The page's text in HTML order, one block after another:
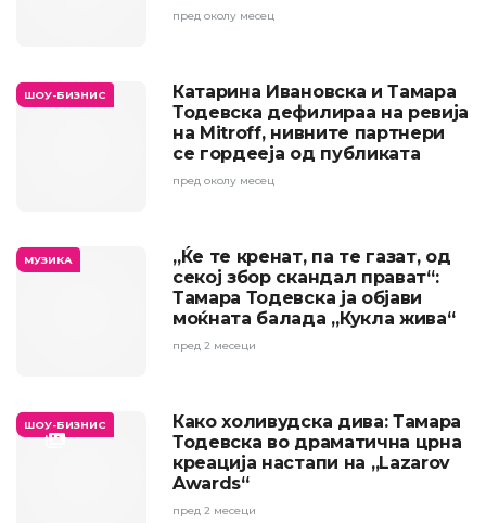
пред околу месец
ШОУ-БИЗНИС
Катарина Ивановска и Тамара
Тодевска дефилираа на ревија
на Mitroff, нивните партнери
се гордееја од публиката
пред околу месец
МУЗИКА
„Ќе те кренат, па те газат, од
секој збор скандал прават“:
Тамара Тодевска ја објави
моќната балада „Кукла жива“
пред 2 месеци
ШОУ-БИЗНИС
Како холивудска дива: Тамара
Тодевска во драматична црна
креација настапи на „Lazarov
Awards“
пред 2 месеци